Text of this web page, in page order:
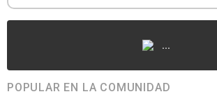
...
POPULAR EN LA COMUNIDAD